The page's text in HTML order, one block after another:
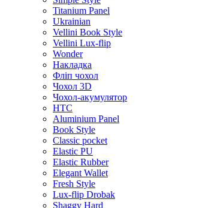
Titanium Panel
Ukrainian
Vellini Book Style
Vellini Lux-flip
Wonder
Накладка
Фліп чохол
Чохол 3D
Чохол-акумулятор
HTC
Aluminium Panel
Book Style
Classic pocket
Elastic PU
Elastic Rubber
Elegant Wallet
Fresh Style
Lux-flip Drobak
Shaggy Hard